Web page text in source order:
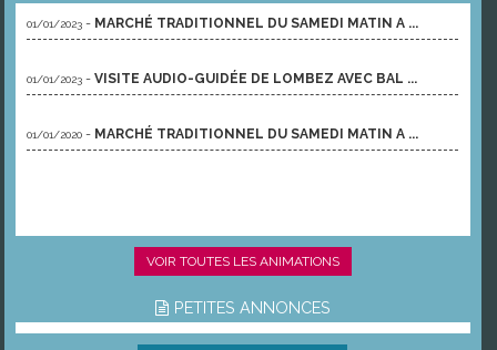
01/01/2023 - MARCHÉ TRADITIONNEL DU SAMEDI MATIN A ...
01/01/2023 -VISITE AUDIO-GUIDÉE DE LOMBEZ AVEC BAL ...
01/01/2020 - MARCHÉ TRADITIONNEL DU SAMEDI MATIN A ...
VOIR TOUTES LES ANIMATIONS
PETITES ANNONCES